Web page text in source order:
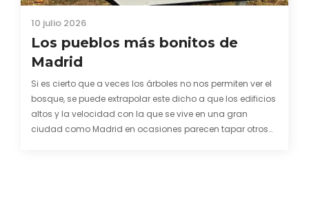
10 julio 2026
Los pueblos más bonitos de
Madrid
Si es cierto que a veces los árboles no nos permiten ver el
bosque, se puede extrapolar este dicho a que los edificios
altos y la velocidad con la que se vive en una gran
ciudad como Madrid en ocasiones parecen tapar otros